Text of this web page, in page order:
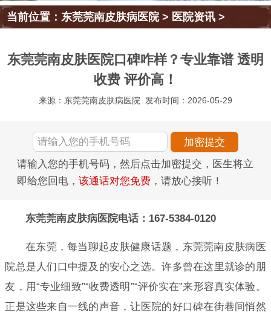
当前位置：东莞莞南皮肤病医院> 医院资讯 >
东莞莞南皮肤医院口碑咋样？专业靠谱 透明
收费 评价高！
来源：东莞莞南皮肤病医院 发布时间：2026-05-29
请输入您的手机号码，然后点击加密提交，医生将立
即给您回电， 该通话对您免费 ，请放心接听！
东莞莞南皮肤病医院电话：167-5384-0120
在东莞，每当聊起皮肤健康话题，东莞莞南皮肤病医
院总是人们口中提及的安心之选。许多曾在这里就诊的朋
友，用“专业细致”“收费透明”“评价实在”来形容真实体验。
正是这些来自一线的声音，让医院的好口碑在街巷间悄然